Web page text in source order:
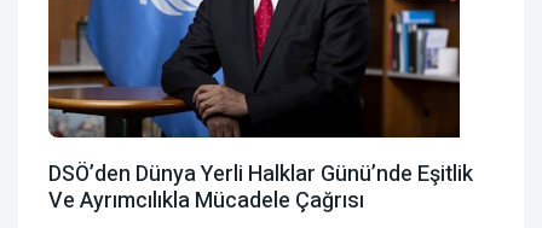
DSÖ’den Dünya Yerli Halklar Günü’nde Eşitlik
Ve Ayrımcılıkla Mücadele Çağrısı